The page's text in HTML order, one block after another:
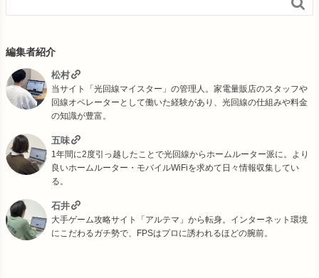
編集者紹介
松村
当サイト「光回線マイスター」の管理人。家電量販店のスタッフや
回線オペレーターとして働いた経験があり、光回線の仕組みや料金
の知識が豊富。
五味
1年間に2度引っ越したことで光回線からホームルーター派に。より
良いホームルーター・モバイルWiFiを求めて日々情報収集してい
る。
石井
大手ゲーム攻略サイト「アルテマ」から転身。インターネット環境
にこだわるガチ勢で、FPSはプロに誘われるほどの腕前。